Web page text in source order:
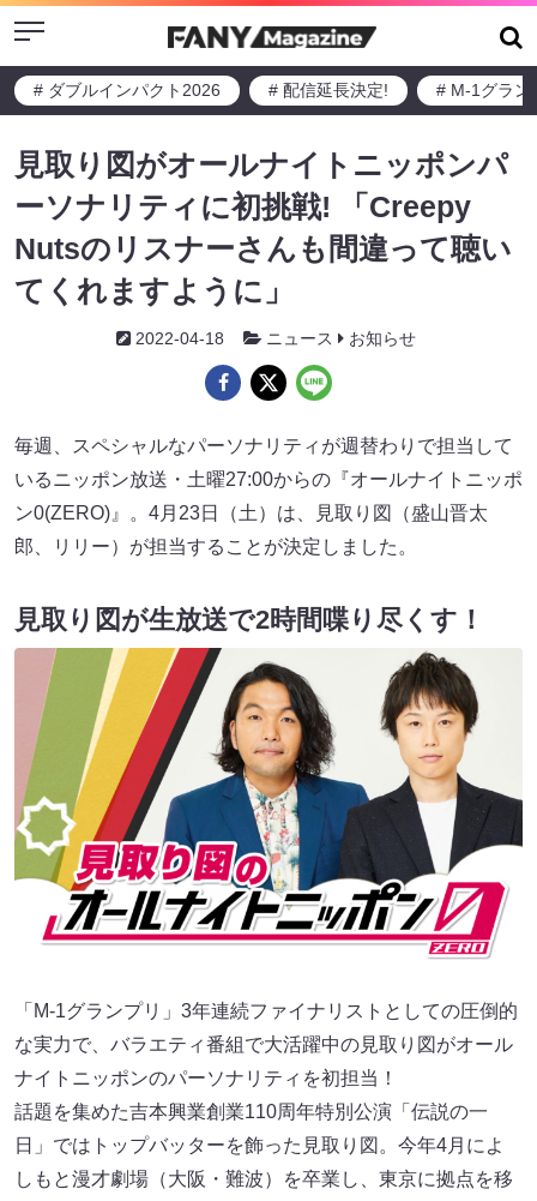
Menu
# ダブルインパクト2026 # 配信延長決定! # M-1グラン
見取り図がオールナイトニッポンパ
ーソナリティに初挑戦! 「Creepy
Nutsのリスナーさんも間違って聴い
てくれますように」
2022-04-18 ニュース お知らせ
毎週、スペシャルなパーソナリティが週替わりで担当して
いるニッポン放送・土曜27:00からの『オールナイトニッポ
ン0(ZERO)』。4月23日（土）は、見取り図（盛山晋太
郎、リリー）が担当することが決定しました。
見取り図が生放送で2時間喋り尽くす！
「M-1グランプリ」3年連続ファイナリストとしての圧倒的
な実力で、バラエティ番組で大活躍中の見取り図がオール
ナイトニッポンのパーソナリティを初担当！
話題を集めた吉本興業創業110周年特別公演「伝説の一
日」ではトップバッターを飾った見取り図。今年4月によ
しもと漫才劇場（大阪・難波）を卒業し、東京に拠点を移